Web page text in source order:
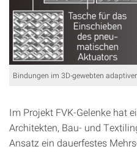
Bindungen im 3D-gewebten
Im Projekt FVK-Gelenke hat
Architekten, Bau- und
Ansatz ein dauerfestes